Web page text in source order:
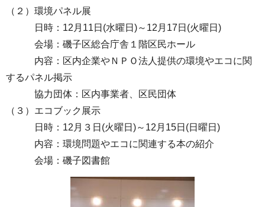
（２）環境パネル展
日時：12月11日(水曜日)～12月17日(火曜日)
会場：磯子区総合庁舎１階区民ホール
内容：区内企業やＮＰＯ法人提供の環境やエコに関
するパネル掲示
協力団体：区内事業者、区民団体
（３）エコブック展示
日時：12月３日(火曜日)～12月15日(日曜日)
内容：環境問題やエコに関連する本の紹介
会場：磯子図書館